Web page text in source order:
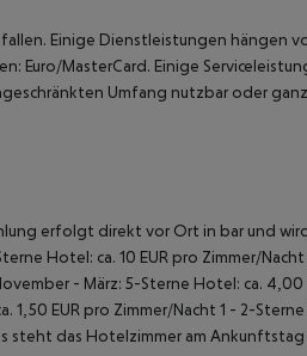
Einige Dienstleistungen hängen
Euro/MasterCard. Einige
Umfang nutzbar oder
erfolgt direkt vor Ort in bar und
Hotel: ca. 10 EUR pro Zimmer/
- März: 5-Sterne Hotel: ca. 4,00
EUR pro Zimmer/Nacht 1 - 2-
steht das Hotelzimmer am